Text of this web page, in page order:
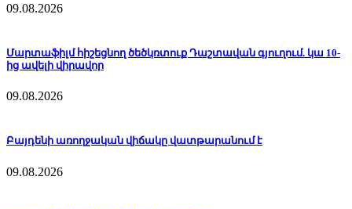
09.08.2026
Մարտաֆիլմ հիշեցնող ծեծկռտուք Դաշտավան գյուղում. կա 10-
ից ավելի վիրավոր
09.08.2026
Բայդենի առողջական վիճակը վատթարանում է
09.08.2026